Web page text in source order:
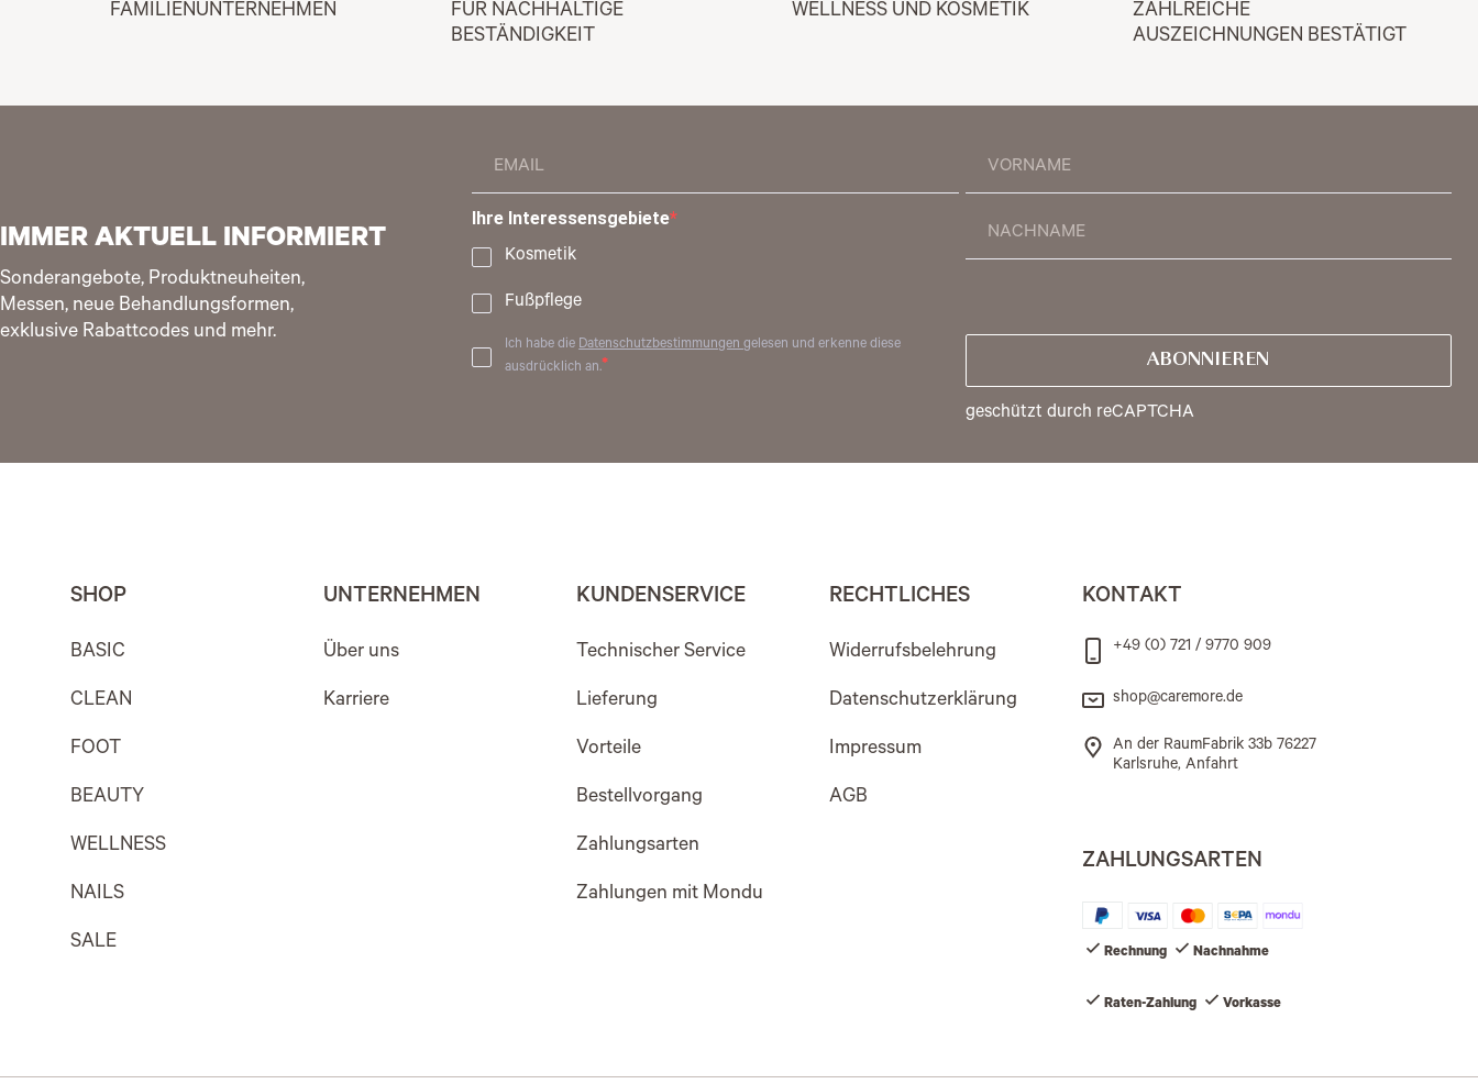
FAMILIENUNTERNEHMEN
FÜR NACHHALTIGE
BESTÄNDIGKEIT
WELLNESS UND KOSMETIK
ZAHLREICHE
AUSZEICHNUNGEN BESTÄTIGT
IMMER AKTUELL INFORMIERT
Sonderangebote, Produktneuheiten,
Messen, neue Behandlungsformen,
exklusive Rabattcodes und mehr.
Ihre Interessensgebiete
Kosmetik
Fußpflege
Ich habe dieDatenschutzbestimmungengelesen und erkenne diese
ausdrücklich an.
ABONNIEREN
geschützt durch reCAPTCHA
SHOP
BASIC
CLEAN
FOOT
BEAUTY
WELLNESS
NAILS
SALE
UNTERNEHMEN
Über uns
Karriere
KUNDENSERVICE
Technischer Service
Lieferung
Vorteile
Bestellvorgang
Zahlungsarten
Zahlungen mit Mondu
RECHTLICHES
Widerrufsbelehrung
Datenschutzerklärung
Impressum
AGB
KONTAKT
+49 (0) 721 / 9770 909
shop@caremore.de
An der RaumFabrik 33b 76227
Karlsruhe, Anfahrt
ZAHLUNGSARTEN
Rechnung Nachnahme
Raten-Zahlung Vorkasse